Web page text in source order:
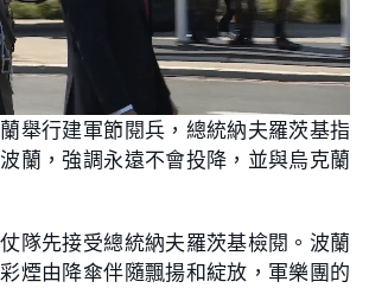
L
蘭舉行建軍節閱兵，總統納夫羅茨基指
蘭，強調永遠不會投降，並與烏克蘭
隊先接受總統納夫羅茨基檢閱。波蘭
煙由降傘伴隨飄揚和綻放，軍樂團的